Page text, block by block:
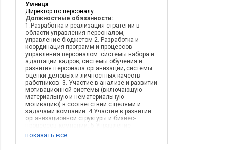
Умница
Директор по персоналу
Должностные обязанности:
1.Разработка и реализация стратегии в
области управления персоналом,
управление бюджетом 2. Разработка и
координация программ и процессов
управления персоналом: системы набора и
адаптации кадров; системы обучения и
развития персонала организации; системы
оценки деловых и личностных качеств
работников. 3. Участие в анализе и развитии
мотивационной системы (включающую
материальную и нематериальную
мотивацию) в соответствии с целями и
задачами компании. 4.Участие в развитии
организационной структуры и бизнес-
развитием корпоративной культуры
показать все…